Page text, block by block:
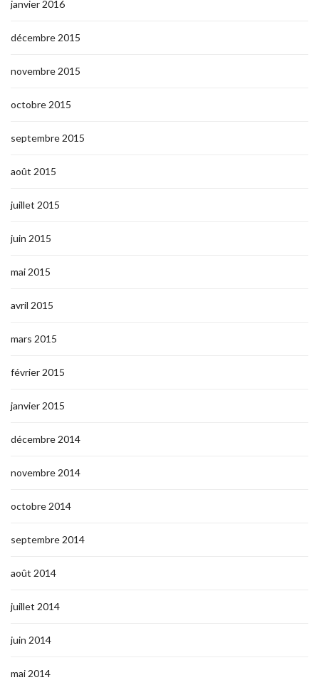
janvier 2016
décembre 2015
novembre 2015
octobre 2015
septembre 2015
août 2015
juillet 2015
juin 2015
mai 2015
avril 2015
mars 2015
février 2015
janvier 2015
décembre 2014
novembre 2014
octobre 2014
septembre 2014
août 2014
juillet 2014
juin 2014
mai 2014